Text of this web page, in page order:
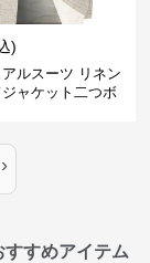
)
ルスーツ リネン
ャケット二つボ
›
すめアイテム